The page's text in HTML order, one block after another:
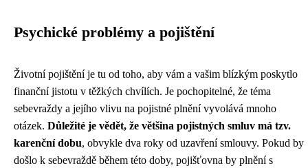
Psychické problémy a pojištění
Životní pojištění je tu od toho, aby vám a vašim blízkým poskytlo
finanční jistotu v těžkých chvílích. Je pochopitelné, že téma
sebevraždy a jejího vlivu na pojistné plnění vyvolává mnoho
otázek. Důležité je vědět, že většina pojistných smluv má tzv.
karenční dobu, obvykle dva roky od uzavření smlouvy. Pokud by
došlo k sebevraždě během této doby, pojišťovna by plnění s